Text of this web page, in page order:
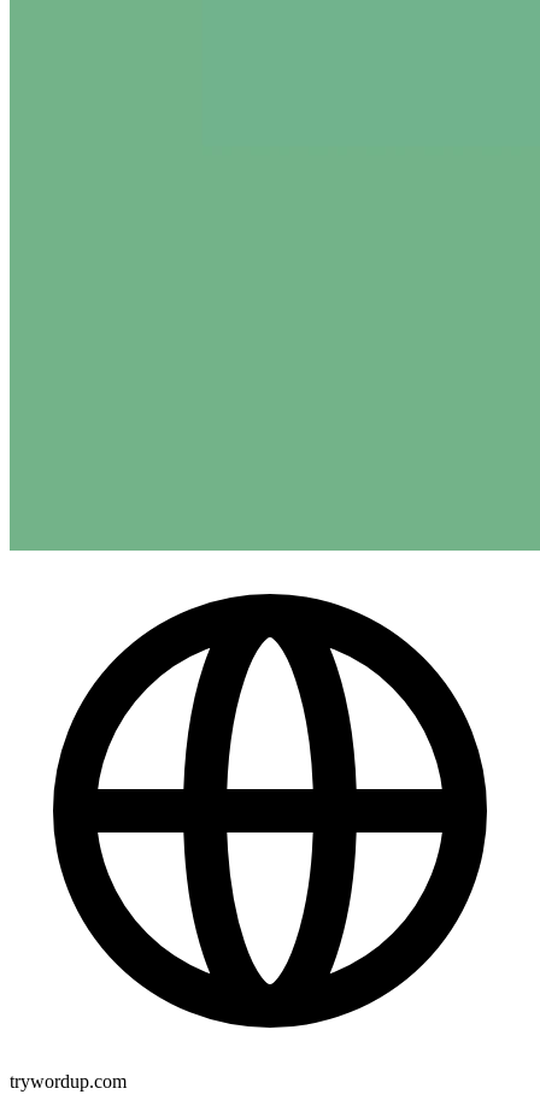
trywordup.com